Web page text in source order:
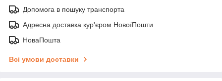
Допомога в пошуку транспорта
Адресна доставка кур'єром НовоїПошти
НоваПошта
Всі умови доставки